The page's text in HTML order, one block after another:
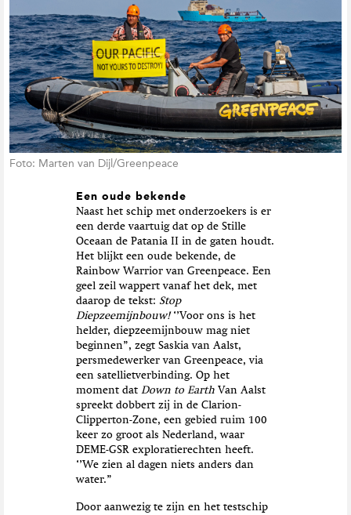
Foto: Marten van Dijl/Greenpeace
Een oude bekende
Naast het schip met onderzoekers is er
een derde vaartuig dat op de Stille
Oceaan de Patania II in de gaten houdt.
Het blijkt een oude bekende, de
Rainbow Warrior van Greenpeace. Een
geel zeil wappert vanaf het dek, met
daarop de tekst: Stop
Diepzeemijnbouw! ‘’Voor ons is het
helder, diepzeemijnbouw mag niet
beginnen”, zegt Saskia van Aalst,
persmedewerker van Greenpeace, via
een satellietverbinding. Op het
moment dat Down to EarthVan Aalst
spreekt dobbert zij in de Clarion-
Clipperton-Zone, een gebied ruim 100
keer zo groot als Nederland, waar
DEME-GSR exploratierechten heeft.
‘’We zien al dagen niets anders dan
water.”
Door aanwezig te zijn en het testschip